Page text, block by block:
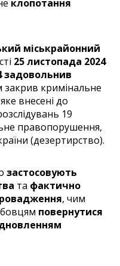
клопотання
міськрайонний
25 листопада 2024
задовольнив
закрив кримінальне
внесені до
19
правопорушення,
(дезертирство).
застосовують
та фактично
, чим
повернутися